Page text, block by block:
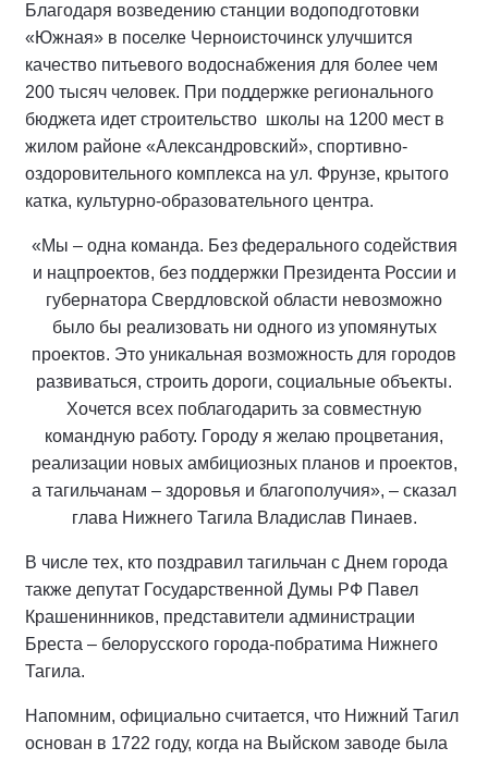
Благодаря возведению станции водоподготовки
«Южная» в поселке Черноисточинск улучшится
качество питьевого водоснабжения для более чем
200 тысяч человек. При поддержке регионального
бюджета идет строительство школы на 1200 мест в
жилом районе «Александровский», спортивно-
оздоровительного комплекса на ул. Фрунзе, крытого
катка, культурно-образовательного центра.
«Мы – одна команда. Без федерального содействия
и нацпроектов, без поддержки Президента России и
губернатора Свердловской области невозможно
было бы реализовать ни одного из упомянутых
проектов. Это уникальная возможность для городов
развиваться, строить дороги, социальные объекты.
Хочется всех поблагодарить за совместную
командную работу. Городу я желаю процветания,
реализации новых амбициозных планов и проектов,
а тагильчанам – здоровья и благополучия», – сказал
глава Нижнего Тагила Владислав Пинаев.
В числе тех, кто поздравил тагильчан с Днем города
также депутат Государственной Думы РФ Павел
Крашенинников, представители администрации
Бреста – белорусского города-побратима Нижнего
Тагила.
Напомним, официально считается, что Нижний Тагил
основан в 1722 году, когда на Выйском заводе была